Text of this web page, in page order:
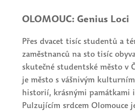
OLOMOUC: Genius Loci
Přes dvacet tisíc studentů a
zaměstnanců na sto tisíc
skutečné studentské město v
je město s vášnivým
historií, krásnými památkami
Pulzujícím srdcem Olomouce